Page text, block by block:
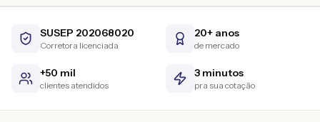
SUSEP 202068020
Corretora licenciada
20+ anos
de mercado
+50 mil
clientes atendidos
3 minutos
pra sua cotação